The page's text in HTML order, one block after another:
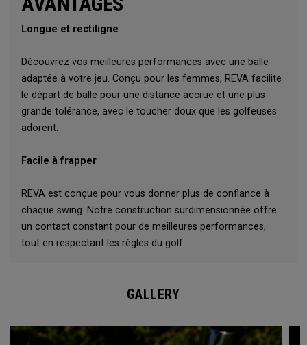
Longue et rectiligne
Découvrez vos meilleures performances avec une balle
adaptée à votre jeu. Conçu pour les femmes, REVA facilite
le départ de balle pour une distance accrue et une plus
grande tolérance, avec le toucher doux que les golfeuses
adorent.
Facile à frapper
REVA est conçue pour vous donner plus de confiance à
chaque swing. Notre construction surdimensionnée offre
un contact constant pour de meilleures performances,
tout en respectant les règles du golf.
GALLERY